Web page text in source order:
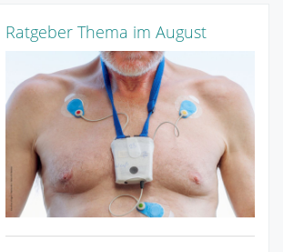
Ratgeber Thema im August